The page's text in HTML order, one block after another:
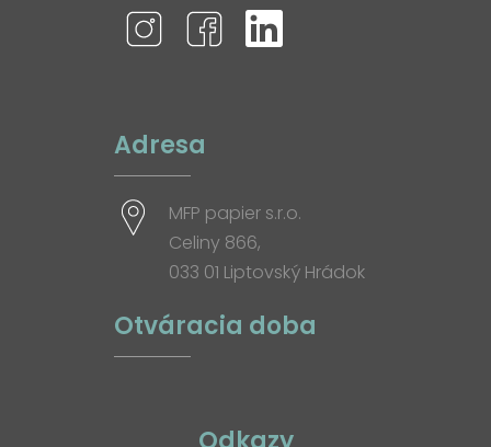
Adresa
MFP papier s.r.o.
Celiny 866,
033 01 Liptovský Hrádok
Otváracia doba